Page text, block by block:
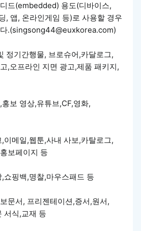
드(embedded) 용도(디바이스,
, 앱, 온라인게임 등)로 사용할 경우
.(singsong44@euxkorea.com)
정기간행물, 브로슈어,카달로그,
,오프라인 지면 광고,제품 패키지,
보 영상,유튜브,CF,영화,
이메일,웹툰,사내 사보,카탈로그,
보페이지 등
쇼핑백,명찰,마우스패드 등
문서, 프리젠테이션,증서,원서,
서식,교재 등